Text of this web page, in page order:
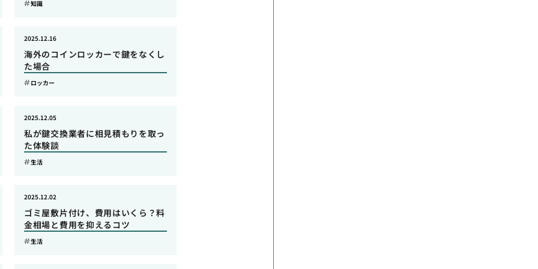
知識
海外のコインロッカーで鍵をなくし
た場合
2025.12.16
ロッカー
私が鍵交換業者に相見積もりを取っ
た体験談
2025.12.05
生活
ゴミ屋敷片付け、費用はいくら？料
金相場と費用を抑えるコツ
2025.12.02
生活